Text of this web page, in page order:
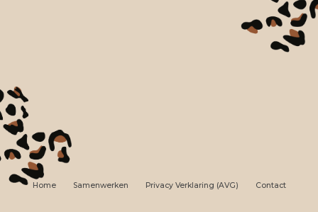
Home Samenwerken Privacy Verklaring (AVG) Contact